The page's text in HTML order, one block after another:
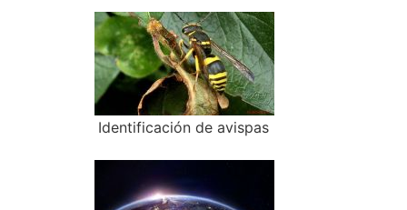
Identificación de avispas